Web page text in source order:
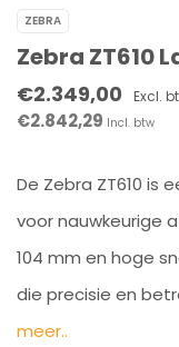
ZEBRA
Zebra ZT610
€2.349,00 Excl.
€2.842,29 Incl. btw
De Zebra ZT610 is
voor nauwkeurige
104 mm en hoge
die precisie en
meer..